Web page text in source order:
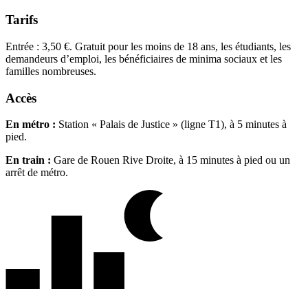
Tarifs
Entrée : 3,50 €. Gratuit pour les moins de 18 ans, les étudiants, les
demandeurs d’emploi, les bénéficiaires de minima sociaux et les
familles nombreuses.
Accès
En métro : Station « Palais de Justice » (ligne T1), à 5 minutes à
pied.
En train : Gare de Rouen Rive Droite, à 15 minutes à pied ou un
arrêt de métro.